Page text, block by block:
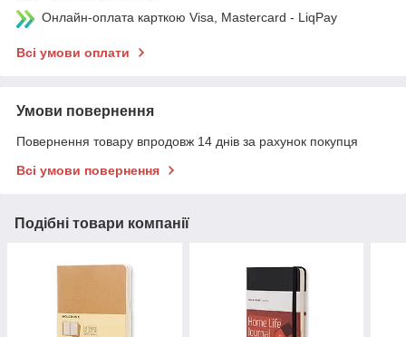
Онлайн-оплата карткою Visa, Mastercard - LiqPay
Всі умови оплати
Умови повернення
Повернення товару впродовж 14 днів за рахунок покупця
Всі умови повернення
Подібні товари компанії